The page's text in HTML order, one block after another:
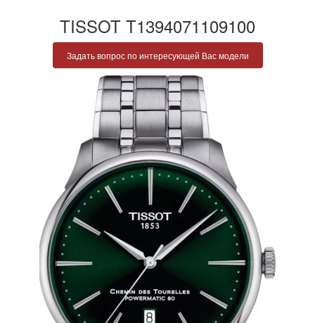
TISSOT T1394071109100
Задать вопрос по интересующей Вас модели